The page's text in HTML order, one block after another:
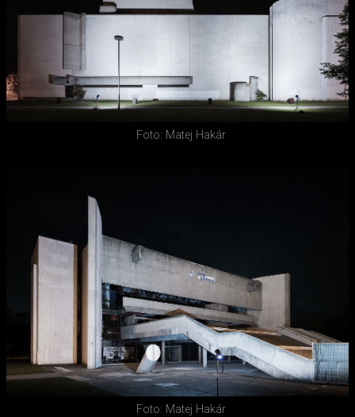
Foto: Matej Hakár
Foto: Matej Hakár